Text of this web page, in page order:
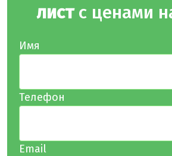
листс ценами
Имя
Телефон
Email